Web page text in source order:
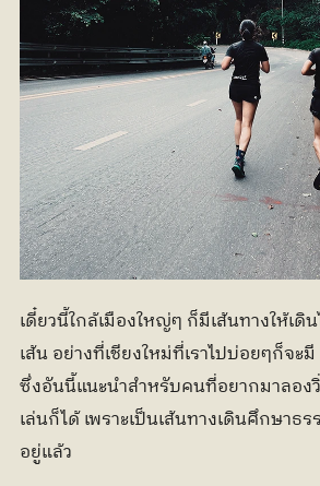
เดี๋ยวนี้ใกล้เมืองใหญ่ๆ ก็มีเส้นทางให้เดิ
เส้น อย่างที่เชียงใหม่ที่เราไปบ่อยๆก็จะ
ซึ่งอันนี้แนะนำสำหรับคนที่อยากมาลอง
เล่นก็ได้ เพราะเป็นเส้นทางเดินศึกษาธ
อยู่แล้ว